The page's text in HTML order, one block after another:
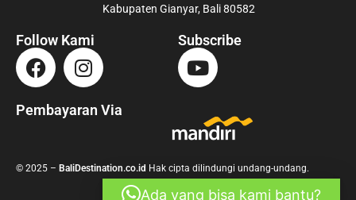
Kabupaten Gianyar, Bali 80582
Follow Kami Subscribe
Pembayaran Via
© 2025 – BaliDestination.co.id Hak cipta dilindungi undang-undang.
Ada yang bisa kami bantu?